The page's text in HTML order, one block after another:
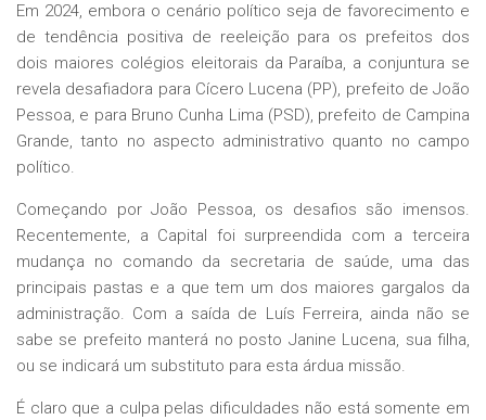
Em 2024, embora o cenário político seja de favorecimento e
de tendência positiva de reeleição para os prefeitos dos
dois maiores colégios eleitorais da Paraíba, a conjuntura se
revela desafiadora para Cícero Lucena (PP), prefeito de João
Pessoa, e para Bruno Cunha Lima (PSD), prefeito de Campina
Grande, tanto no aspecto administrativo quanto no campo
político.
Começando por João Pessoa, os desafios são imensos.
Recentemente, a Capital foi surpreendida com a terceira
mudança no comando da secretaria de saúde, uma das
principais pastas e a que tem um dos maiores gargalos da
administração. Com a saída de Luís Ferreira, ainda não se
sabe se prefeito manterá no posto Janine Lucena, sua filha,
ou se indicará um substituto para esta árdua missão.
É claro que a culpa pelas dificuldades não está somente em